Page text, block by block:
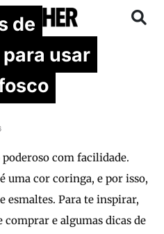
de
usar
com facilidade.
uma cor coringa, e por isso,
esmaltes. Para te inspirar,
e algumas dicas de